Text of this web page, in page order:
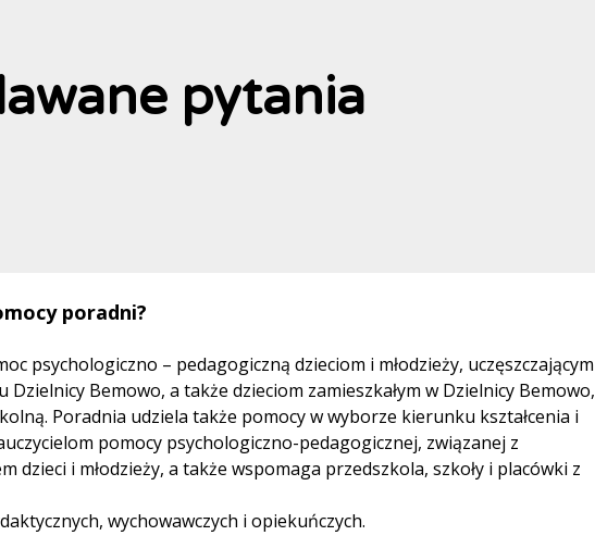
pytania
poradni?
psychologiczno – pedagogiczną dzieciom i młodzieży, uczęszczającym
Dzielnicy Bemowo, a także dzieciom zamieszkałym w Dzielnicy Bemowo,
Poradnia udziela także pomocy w wyborze kierunku kształcenia i
pomocy psychologiczno-pedagogicznej, związanej z
dzieci i młodzieży, a także wspomaga przedszkola, szkoły i placówki z
wychowawczych i opiekuńczych.